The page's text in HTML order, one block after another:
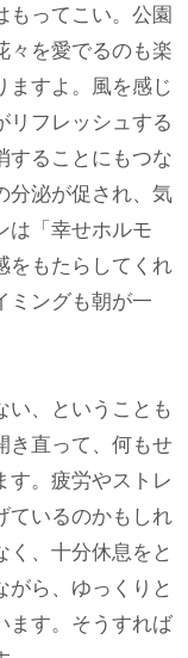
もってこい。公園
々を愛でるのも楽
ますよ。風を感じ
リフレッシュする
することにもつな
分泌が促され、気
は「幸せホルモ
をもたらしてくれ
ミングも朝が一
い、ということも
き直って、何もせ
す。疲労やストレ
ているのかもしれ
く、十分休息をと
がら、ゆっくりと
ます。そうすれば